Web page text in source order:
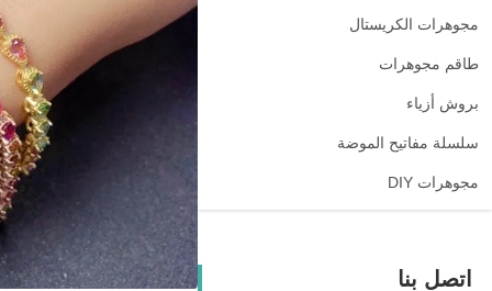
مجوهرات الكريستال
طاقم مجوهرات
بروش أزياء
سلسلة مفاتيح الموضة
مجوهرات DIY
اتصل بنا